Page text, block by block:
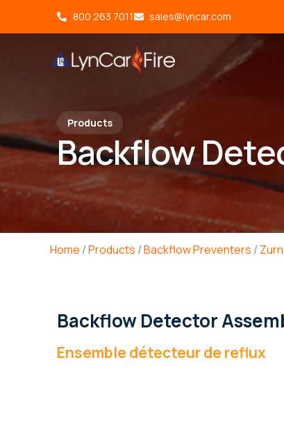
800 263 7011 sales@lyncar.com
Products
Backflow
Home /Products /Backflow Preventers /
Backflow Detector
Ensemble détecteur de reflux